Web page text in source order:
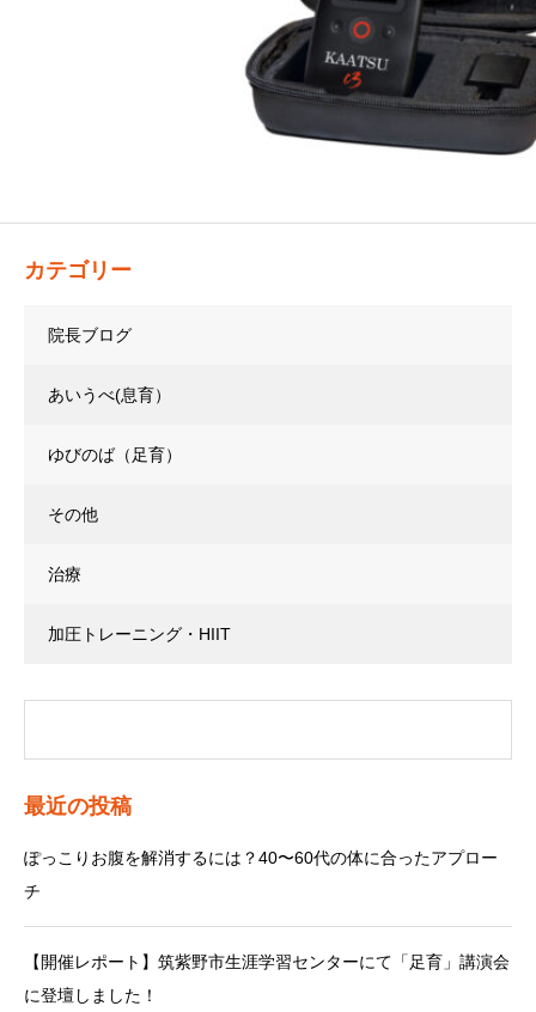
カテゴリー
院長ブログ
あいうべ(息育）
ゆびのば（足育）
その他
治療
加圧トレーニング・HIIT
最近の投稿
ぽっこりお腹を解消するには？40〜60代の体に合ったアプロー
チ
【開催レポート】筑紫野市生涯学習センターにて「足育」講演会
に登壇しました！